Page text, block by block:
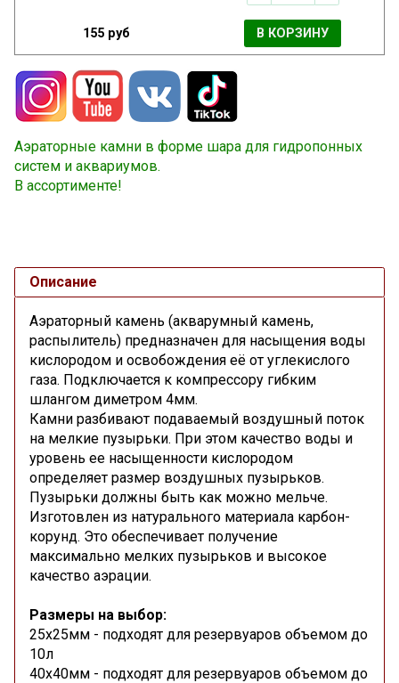
155 руб В КОРЗИНУ
Аэраторные камни в форме шара для гидропонных
систем и аквариумов.
В ассортименте!
Описание
Аэраторный камень (акварумный камень,
распылитель) предназначен для насыщения воды
кислородом и освобождения её от углекислого
газа. Подключается к компрессору гибким
шлангом диметром 4мм.
Камни разбивают подаваемый воздушный поток
на мелкие пузырьки. При этом качество воды и
уровень ее насыщенности кислородом
определяет размер воздушных пузырьков.
Пузырьки должны быть как можно мельче.
Изготовлен из натурального материала карбон-
корунд. Это обеспечивает получение
максимально мелких пузырьков и высокое
качество аэрации.
Размеры на выбор:
25х25мм - подходят для резервуаров объемом до
10л
40x40мм - подходят для резервуаров объемом до